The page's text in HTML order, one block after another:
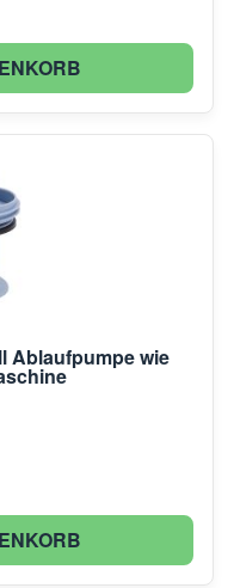
Ablaufpumpe wie